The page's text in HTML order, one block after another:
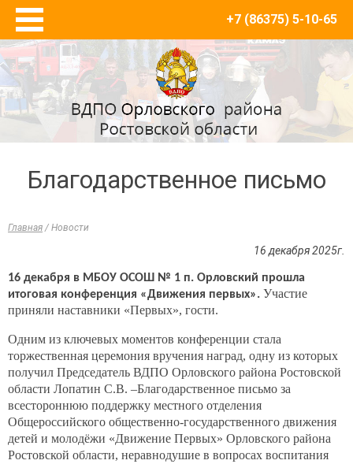
+7 (86375) 5-10-65
Главная
О нас
Новости
Товары и противопожарный инвентарь
Багры
Кошма
Лом пожарный
Лопаты
Пожарные ведра
Пожарные рукава
Гайки соединительные, головки переходные,
стволы
Средства индивидуальной защиты
Подставка для огнетушителей и пожарные щиты
Благодарственное письмо
Главная / Новости
16 декабря 2025г.
16 декабря в МБОУ ОСОШ № 1 п. Орловский прошла
итоговая конференция «Движения первых». Участие
приняли наставники «Первых», гости.
Одним из ключевых моментов конференции стала
торжественная церемония вручения наград, одну из которых
получил Председатель ВДПО Орловского района Ростовской
области Лопатин С.В. –Благодарственное письмо за
всестороннюю поддержку местного отделения
Общероссийского общественно-государственного движения
детей и молодёжи «Движение Первых» Орловского района
Ростовской области, неравнодушие в вопросах воспитания